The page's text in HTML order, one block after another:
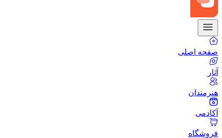
صفحه اصلی
آثار
هنرمندان
آکادمی
فروشگاه